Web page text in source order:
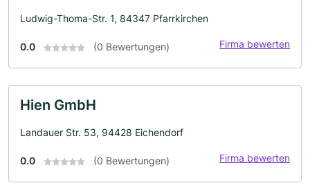
Ludwig-Thoma-Str. 1, 84347 Pfarrkirchen
0.0 (0 Bewertungen) Firma bewerten
Hien GmbH
Landauer Str. 53, 94428 Eichendorf
0.0 (0 Bewertungen) Firma bewerten